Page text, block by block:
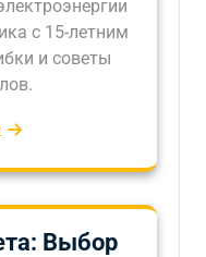
с 15-летним
и советы
Выбор